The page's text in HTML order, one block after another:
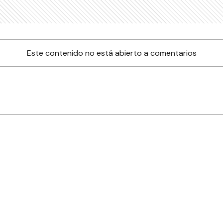
Este contenido no está abierto a comentarios